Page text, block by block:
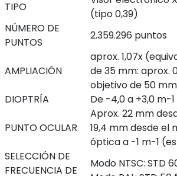
TIPO
(tipo 0,39)
NÚMERO DE
PUNTOS
2.359.296 puntos
AMPLIACIÓN
aprox. 1,07x
de 35 mm: aprox.
objetivo de 50
DIOPTRÍA
De -4,0 a +3,0 m-1
PUNTO OCULAR
Aprox. 22 mm
19,4 mm desde el
óptica a -1 m-1
SELECCIÓN DE
FRECUENCIA DE
Modo NTSC: STD